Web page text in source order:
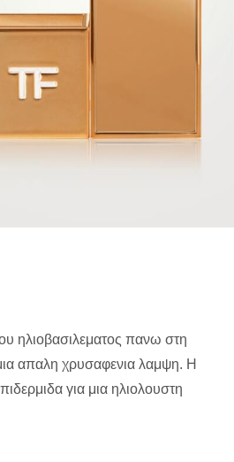
ηλιοβασιλεματος πανω στη
απαλη χρυσαφενια λαμψη. H
για μια ηλιολουστη